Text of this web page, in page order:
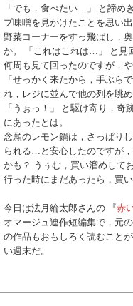
「でも，食べたい…」 と諦め
プ味噌を見かけたことを思い
野菜コーナーをすっ飛ばし，
か。 「これはこれは…」 と見
何周も見て回ったのですが，
「せっかく来たから，手ぶら
れ，レジに並んで他の列を眺
「うぉっ！」 と駆け寄り，奇
にあったとは。
念願のレモン鍋は，さっぱり
られる…と安心したのですが
かも？ うぅむ，買い溜めして
行った時にまだあったら，買
今日は法月綸太郎さんの 『赤
オマージュ連作短編集で，元
の作品もおもしろく読むこと
い週末だ。